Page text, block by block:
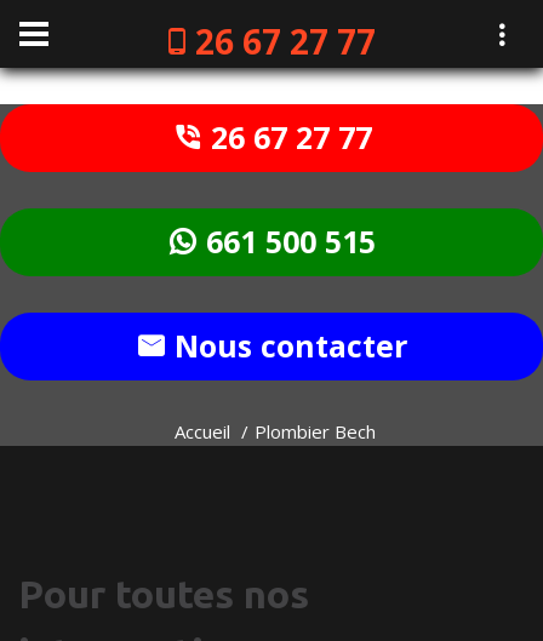
26 67 27 77
26 67 27 77
661 500 515
Nous contacter
Accueil Plombier Bech
Pour toutes nos